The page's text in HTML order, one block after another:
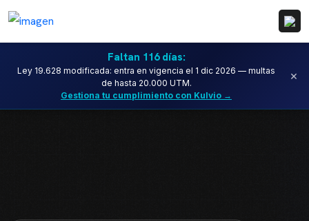
Faltan 116 días:
Ley 19.628 modificada: entra en vigencia el 1 dic 2026 — multas
de hasta 20.000 UTM.
Gestiona tu cumplimiento con Kulvio →
×